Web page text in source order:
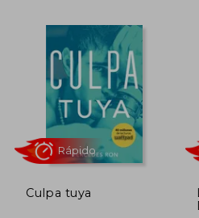
Rápido
Culpa tuya